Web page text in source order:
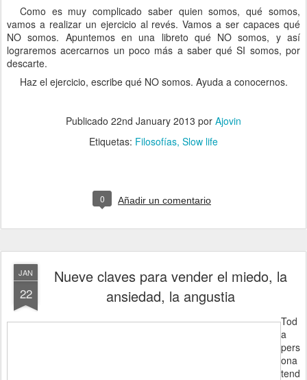
Como es muy complicado saber quien somos, qué somos,
vamos a realizar un ejercicio al revés. Vamos a ser capaces qué
NO somos. Apuntemos en una libreto qué NO somos, y así
lograremos acercarnos un poco más a saber qué SI somos, por
descarte.
Haz el ejercicio, escribe qué NO somos. Ayuda a conocernos.
Publicado 22nd January 2013 por Ajovin
Etiquetas: Filosofías Slow life
0 Añadir un comentario
JAN
22
Nueve claves para vender el miedo, la
ansiedad, la angustia
Tod
a
pers
ona
tend